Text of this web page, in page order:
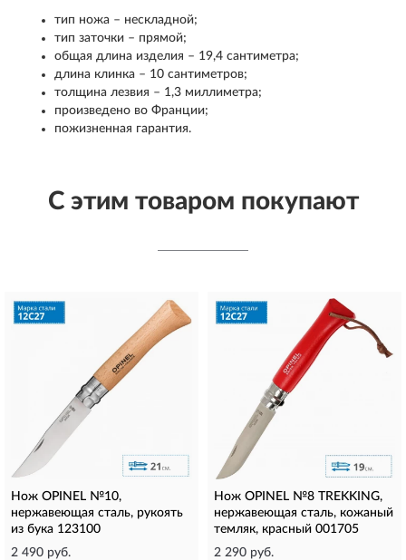
тип ножа – нескладной;
тип заточки – прямой;
общая длина изделия – 19,4 сантиметра;
длина клинка – 10 сантиметров;
толщина лезвия – 1,3 миллиметра;
произведено во Франции;
пожизненная гарантия.
С этим товаром покупают
Нож OPINEL №10,
нержавеющая сталь, рукоять
из бука 123100
2 490 руб.
Нож OPINEL №8 TREKKING,
нержавеющая сталь, кожаный
темляк, красный 001705
2 290 руб.